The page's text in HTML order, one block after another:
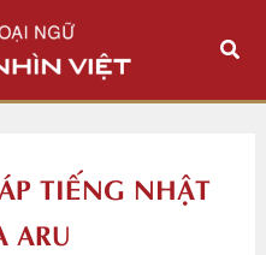
Tìm
TIẾNG NHẬT
ARU